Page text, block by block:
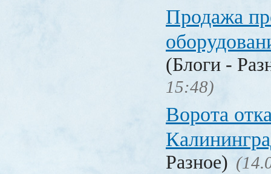
Продажа
(Блоги -
15:48)
Ворота
Разное)